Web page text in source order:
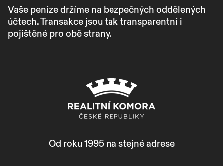
Vaše peníze držíme na bezpečných oddělených
účtech. Transakce jsou tak transparentní i
pojištěné pro obě strany.
Od roku 1995 na stejné adrese